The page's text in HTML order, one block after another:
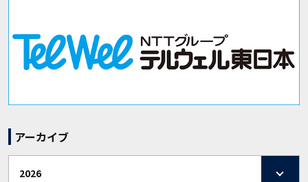
アーカイブ
2026